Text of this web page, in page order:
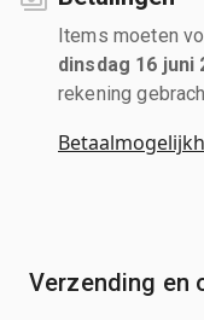
Items moeten
dinsdag 16 juni
rekening
Verzending en